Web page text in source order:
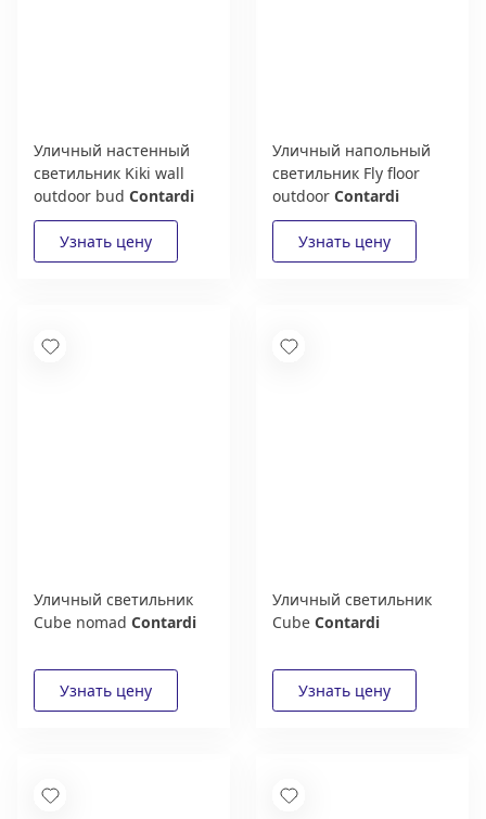
Уличный настенный
светильник Kiki wall
outdoor bud Contardi
Уличный напольный
светильник Fly floor
outdoor Contardi
Уличный светильник
Cube nomad Contardi
Уличный светильник
Cube Contardi